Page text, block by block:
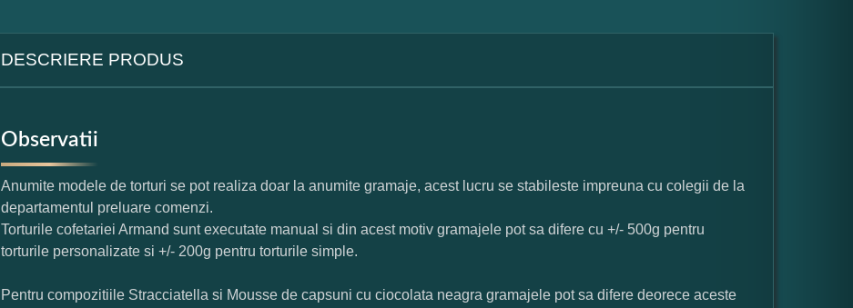
DESCRIERE PRODUS
Observatii
Anumite modele de torturi se pot realiza doar la anumite gramaje, acest lucru se stabileste impreuna cu colegii de la
departamentul preluare comenzi.
Torturile cofetariei Armand sunt executate manual si din acest motiv gramajele pot sa difere cu +/- 500g pentru
torturile personalizate si +/- 200g pentru torturile simple.
Pentru compozitiile Stracciatella si Mousse de capsuni cu ciocolata neagra gramajele pot sa difere deorece aceste